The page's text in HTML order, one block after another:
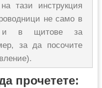
тази инструкция
не само в
и в щитове за
за да посочите
прочетете: